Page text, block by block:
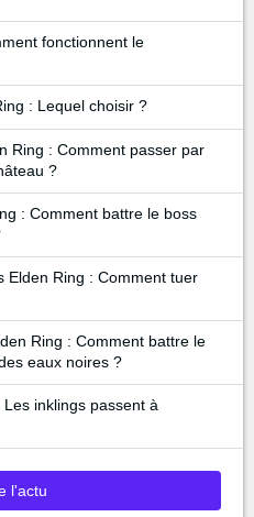
fonctionnent le
: Lequel choisir ?
Ring : Comment passer par
?
: Comment battre le boss
Elden Ring : Comment tuer
Ring : Comment battre le
eaux noires ?
inklings passent à
l'actu